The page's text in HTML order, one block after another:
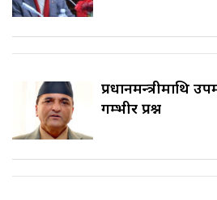
प्रधानमन्त्रीमाथि
गम्भीर प्रश्न